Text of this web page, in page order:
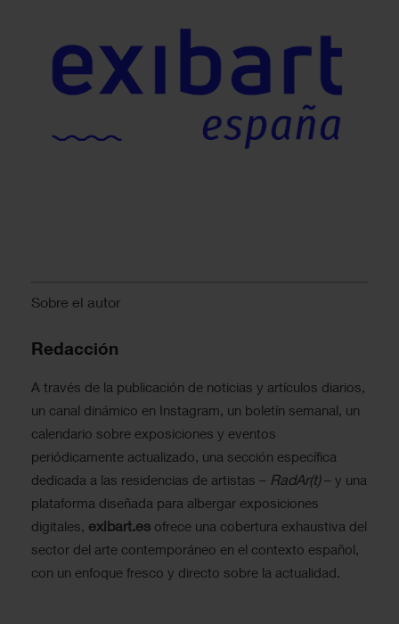
Sobre el autor
Redacción
A través de la publicación de noticias y artículos diarios,
un canal dinámico en Instagram, un boletín semanal, un
calendario sobre exposiciones y eventos
periódicamente actualizado, una sección específica
dedicada a las residencias de artistas – RadAr(t)– y una
plataforma diseñada para albergar exposiciones
digitales, exibart.es ofrece una cobertura exhaustiva del
sector del arte contemporáneo en el contexto español,
con un enfoque fresco y directo sobre la actualidad.